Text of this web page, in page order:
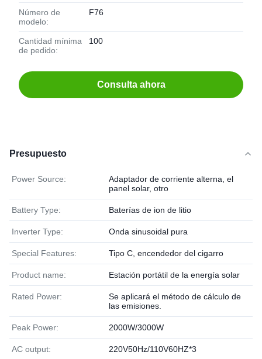
Número de
modelo:
F76
Cantidad mínima
de pedido:
100
Consulta ahora
Presupuesto
Power Source:
Adaptador de corriente alterna, el
panel solar, otro
Battery Type: Baterías de ion de litio
Inverter Type: Onda sinusoidal pura
Special Features: Tipo C, encendedor del cigarro
Product name: Estación portátil de la energía solar
Rated Power:
Se aplicará el método de cálculo de
las emisiones.
Peak Power: 2000W/3000W
AC output: 220V50Hz/110V60HZ*3